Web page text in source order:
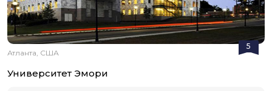
5
Атланта, США
Университет Эмори